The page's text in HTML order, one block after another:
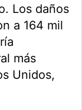
Los daños
a 164 mil
más
Unidos,